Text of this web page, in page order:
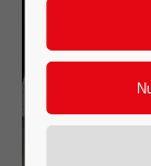
Lorem ipsum